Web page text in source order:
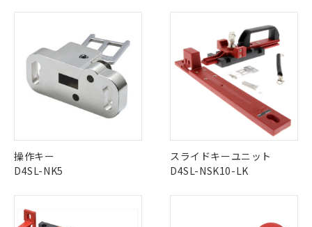
操作キー
D4SL-NK5
スライドキーユニット
D4SL-NSK10-LK
正式な納期状況および標準価格はお客
様のお取引先、またはお客様担当のオ
ムロン制御機器販売店・当社販売員に
ご相談ください。
オムロン制御機器販売店や当社販売拠
点は「販売ネットワーク
」をご確認
在庫状況および標準価格結果を当社の
事前の承諾なく第三者に漏洩または開
示しないようお願いします。
ビス）をご利用いただくには、I-Web
類(PBB) 1000ppm以下、ポリ臭化ジフェニルエーテル類
ル) (DEHP)(別名：DOP) 1000ppm以下、フタル酸ブチ
ルベンジル（BBP） 1000ppm以下、フタル酸ジブチル
（DBP） 1000ppm以下、フタル酸ジイソブチル
(DIBP) 1000ppm以下
但し、RoHS指令で産業用監視および制御機器に対する
適用除外項目は除く。
フタル酸エステル類の４物質については閾値を超える意
図的な使用がないことを確認しています。
部品在庫の切り替え状況などにより、予定
Cr(Ⅵ)(六価クロム) : 1000ppm、 PBBs(ポリ臭化ビフェ
ニル類) : 1000ppm、 PBDEs(ポリ臭化ジフェニルエーテ
ル類) : 1000ppm、
DBP(フタル酸ジブチル) : 1000ppm、 DIBP(フタル酸ジ
イソブチル) : 1000ppm、 BBP(フタル酸ブチルベンジ
ル) : 1000ppm、
DEHP(フタル酸ビス(2-エチルヘキシル)) : 1000ppm
※2 環境保護使用期限
準値以下であることを示します。
「10」：通常の使用状況下において有害物
当社は規制貨物を破棄する場合は、完
全に破砕するなど、違法に輸出されな
いよう必要な手段を講じます。
当社は貴社製品を、核兵器、ミサイ
ル、化学兵器、生物兵器またはその他
武器並びにこれらの製造装置等に一切
使用いたしません。
場合は、上記1、2および3の内容を当
該第三者に通知します。また当社は、
販売先および販売に係わる関係者が違
法に輸出するおそれがある場合は、取
一定数には満たないが在庫あり
－
在庫なし(最新の在庫状況につ
いては、お客様のお取引先、ま
たはお客様担当のオムロン制御
機器販売店・当社販売員にご確
白
情報を公開していない機種